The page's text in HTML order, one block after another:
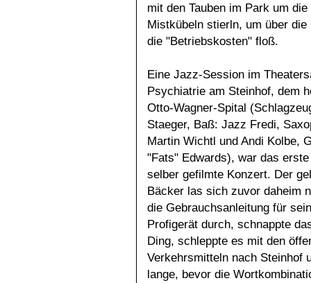
mit den Tauben im Park um
Mistkübeln stierln, um über
die "Betriebskosten" floß.
Eine Jazz-Session im
Psychiatrie am Steinhof, dem
Otto-Wagner-Spital
Staeger, Baß: Jazz Fredi,
Martin Wichtl und Andi Kolbe,
"Fats" Edwards), war das
selber gefilmte Konzert. Der
Bäcker las sich zuvor daheim
die Gebrauchsanleitung für
Profigerät durch, schnappte
Ding, schleppte es mit den
Verkehrsmitteln nach Steinhof
lange, bevor die